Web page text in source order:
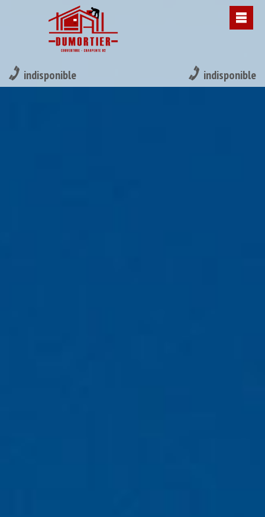
indisponible indisponible